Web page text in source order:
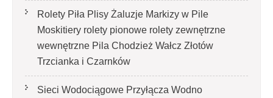
Rolety Piła Plisy Żaluzje Markizy w Pile
Moskitiery rolety pionowe rolety zewnętrzne
wewnętrzne Pila Chodzież Wałcz Złotów
Trzcianka i Czarnków
Sieci Wodociągowe Przyłącza Wodno